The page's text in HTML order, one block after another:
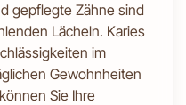
gepflegte Zähne sind
Lächeln. Karies
im
Gewohnheiten
Sie Ihre